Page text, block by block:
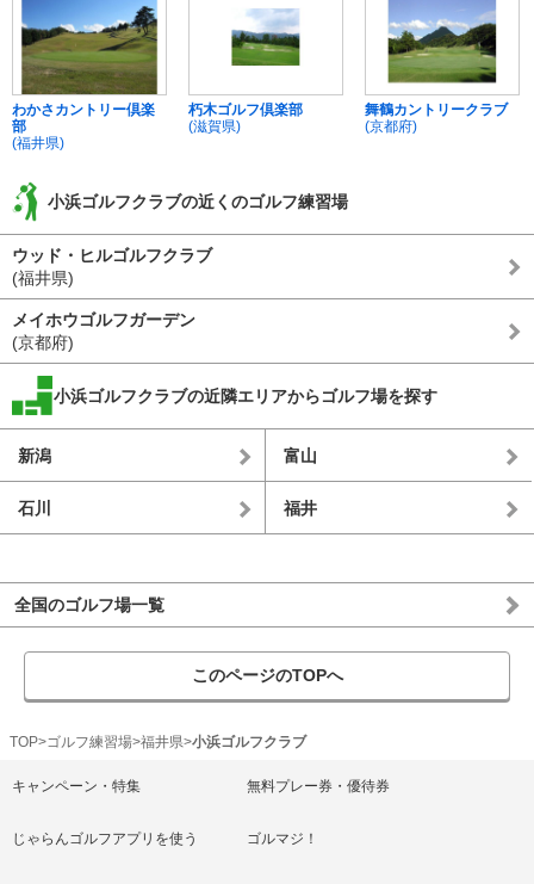
わかさカントリー倶楽
部
(福井県)
朽木ゴルフ倶楽部
(滋賀県)
舞鶴カントリークラブ
(京都府)
小浜ゴルフクラブの近くのゴルフ練習場
ウッド・ヒルゴルフクラブ
(福井県)
メイホウゴルフガーデン
(京都府)
小浜ゴルフクラブの近隣エリアからゴルフ場を探す
新潟 富山
石川 福井
全国のゴルフ場一覧
このページのTOPへ
TOP ゴルフ練習場 福井県 小浜ゴルフクラブ
キャンペーン・特集 無料プレー券・優待券
じゃらんゴルフアプリを使う ゴルマジ！